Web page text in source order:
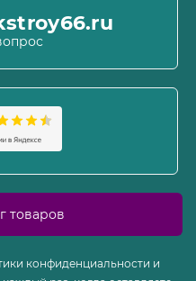
товаров
конфиденциальности и